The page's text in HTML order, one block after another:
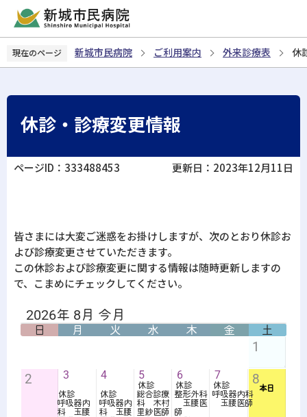
の
現在のページ 新城市民病院 ご利用案内 外来診療表 休
休診・診療変更情報
ページID：333488453 更新日：2023年12月11日
皆さまには大変ご迷惑をお掛けしますが、次のとおり休診お
よび診療変更させていただきます。
この休診および診療変更に関する情報は随時更新しますの
で、こまめにチェックしてください。